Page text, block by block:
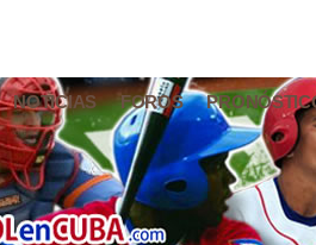
NOTICIAS FOROS